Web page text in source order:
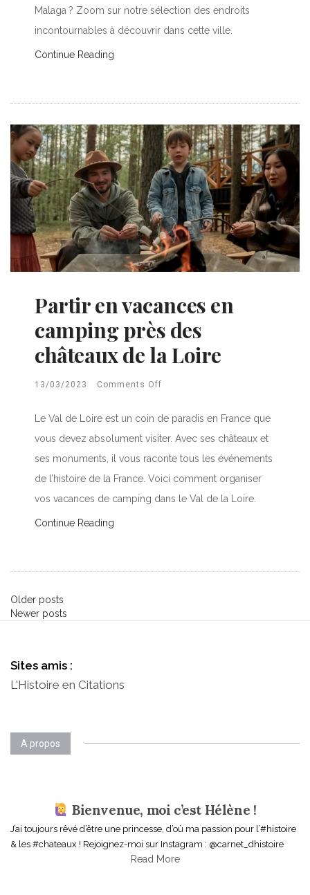
Malaga ? Zoom sur notre sélection des endroits
incontournables à découvrir dans cette ville.
Continue Reading
Partir en vacances en
camping près des
châteaux de la Loire
13/03/2023 Comments Off
Le Val de Loire est un coin de paradis en France que
vous devez absolument visiter. Avec ses châteaux et
ses monuments, il vous raconte tous les événements
de l’histoire de la France. Voici comment organiser
vos vacances de camping dans le Val de la Loire.
Continue Reading
P
s
s
n
i
Older posts
Newer posts
Sites amis :
L'Histoire en Citations
A propos
Bienvenue, moi c’est Hélène !
J’ai toujours rêvé d’être une princesse, d’où ma passion pour l’#histoire
& les #chateaux ! Rejoignez-moi sur Instagram : @carnet_dhistoire
Read More